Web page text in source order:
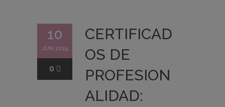
10
JUN 2019
0
CERTIFICAD
OS DE
PROFESION
ALIDAD: